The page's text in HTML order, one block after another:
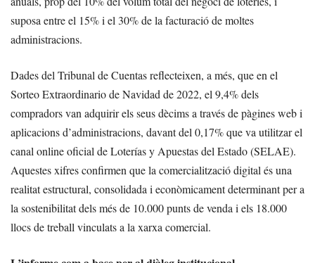
suposa entre el 15% i el 30% de la facturació de moltes
administracions.
Dades del Tribunal de Cuentas reflecteixen, a més, que en el
Sorteo Extraordinario de Navidad de 2022, el 9,4% dels
compradors van adquirir els seus dècims a través de pàgines web i
aplicacions d’administracions, davant del 0,17% que va utilitzar el
canal online oficial de Loterías y Apuestas del Estado (SELAE).
Aquestes xifres confirmen que la comercialització digital és una
realitat estructural, consolidada i econòmicament determinant per a
la sostenibilitat dels més de 10.000 punts de venda i els 18.000
llocs de treball vinculats a la xarxa comercial.